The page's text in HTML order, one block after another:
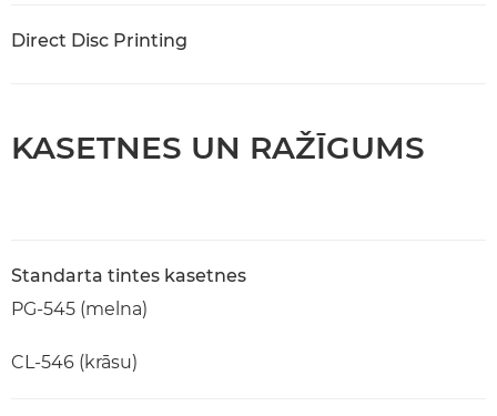
Direct Disc Printing
KASETNES UN RAŽĪGUMS
Standarta tintes kasetnes
PG-545 (melna)
CL-546 (krāsu)